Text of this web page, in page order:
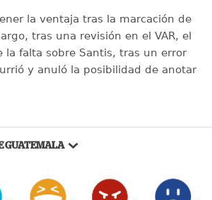
la ventaja tras la marcación de
tras una revisión en el VAR, el
la falta sobre Santis, tras un error
y anuló la posibilidad de anotar
GUATEMALA